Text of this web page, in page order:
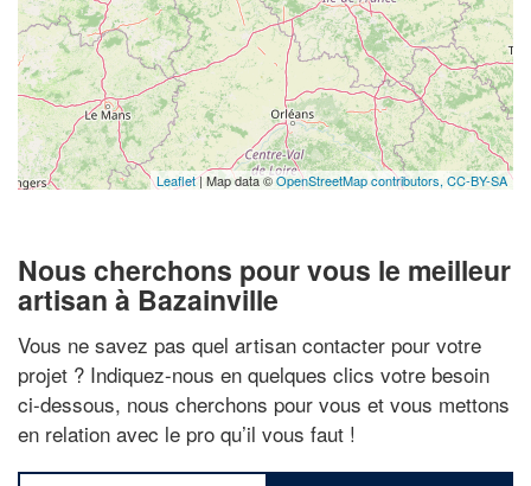
Leaflet| Map data ©OpenStreetMap contributors, CC-BY-SA
Nous cherchons pour vous le meilleur
artisan à Bazainville
Vous ne savez pas quel artisan contacter pour votre
projet ? Indiquez-nous en quelques clics votre besoin
ci-dessous, nous cherchons pour vous et vous mettons
en relation avec le pro qu’il vous faut !